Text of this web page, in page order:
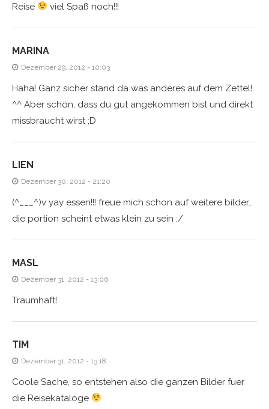
Reise
viel Spaß noch!!!
MARINA
Dezember 29, 2012 - 10:03
Haha! Ganz sicher stand da was anderes auf dem Zettel!
^^ Aber schön, dass du gut angekommen bist und direkt
missbraucht wirst ;D
LIEN
Dezember 30, 2012 - 21:20
(^___^)v yay essen!!! freue mich schon auf weitere bilder…
die portion scheint etwas klein zu sein :/
MASL
Dezember 31, 2012 - 13:06
Traumhaft!
TIM
Dezember 31, 2012 - 13:18
Coole Sache, so entstehen also die ganzen Bilder fuer
die Reisekataloge